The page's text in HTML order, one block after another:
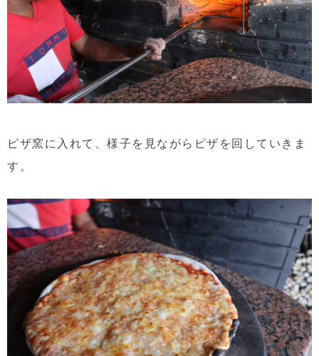
ピザ窯に入れて、様子を見ながらピザを回していきま
す。